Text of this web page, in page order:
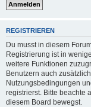
REGISTRIEREN
Du musst in diesem
Registrierung ist in
weitere Funktionen
Benutzern auch
Nutzungsbedingungen
registrierst. Bitte beachte
diesem Board bewegst.